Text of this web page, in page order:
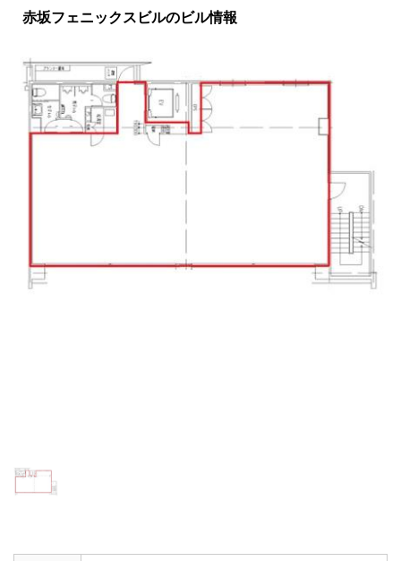
赤坂フェニックスビルのビル情報